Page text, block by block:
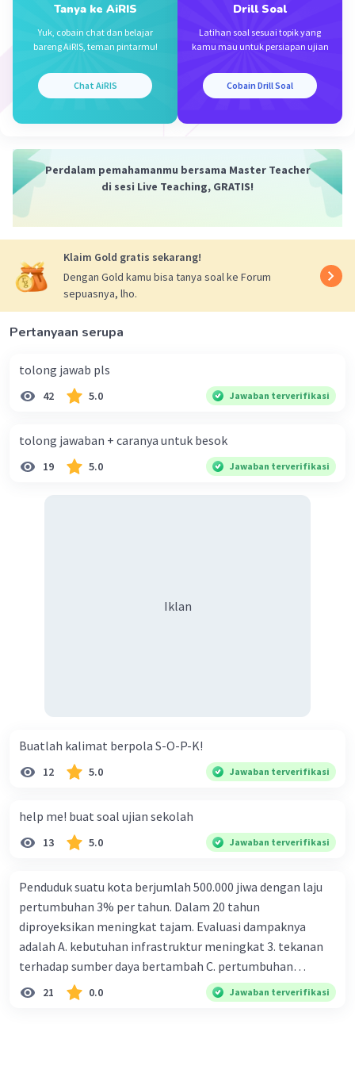
Beri Rating·0.0
Tanya ke AiRIS
Yuk, cobain chat dan belajar
bareng AiRIS, teman pintarmu!
Chat AiRIS
Drill Soal
Latihan soal sesuai topik yang
kamu mau untuk persiapan ujian
Cobain Drill Soal
Perdalam pemahamanmu bersama Master Teacher
di sesi Live Teaching, GRATIS!
Klaim Gold gratis sekarang!
Dengan Gold kamu bisa tanya soal ke Forum
sepuasnya, lho.
Pertanyaan serupa
tolong jawab pls
42 5.0 Jawaban terverifikasi
tolong jawaban + caranya untuk besok
19 5.0 Jawaban terverifikasi
Iklan
Buatlah kalimat berpola S-O-P-K!
12 5.0 Jawaban terverifikasi
help me! buat soal ujian sekolah
13 5.0 Jawaban terverifikasi
Penduduk suatu kota berjumlah 500.000 jiwa dengan laju
pertumbuhan 3% per tahun. Dalam 20 tahun
diproyeksikan meningkat tajam. Evaluasi dampaknya
adalah A. kebutuhan infrastruktur meningkat 3. tekanan
terhadap sumber daya bertambah C. pertumbuhan
eksponensial berdampak jangka panjang D. tidak
memengaruhi tata ruang E. proyeksi penduduk penting
21 0.0 Jawaban terverifikasi